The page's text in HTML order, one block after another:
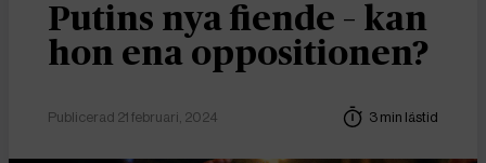
Putins nya fiende – kan
hon ena oppositionen?
Publicerad 21 februari, 2024 3 min lästid